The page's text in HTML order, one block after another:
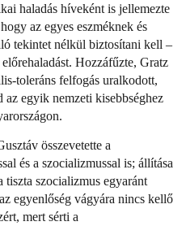
haladás híveként is jellemezte
az egyes eszméknek és
tekintet nélkül biztosítani kell –
Hozzáfűzte, Gratz
toleráns felfogás uralkodott,
az egyik nemzeti kisebbséghez
összevetette a
és a szocializmussal is; állítása
tiszta szocializmus egyaránt
egyenlőség vágyára nincs kellő
mert sérti a